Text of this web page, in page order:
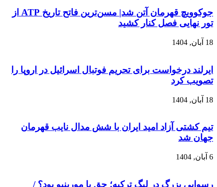
جوکوویچ قهرمان آتن شد| مسن‌ترین فاتح تاریخ ATP از
تور نهایی فصل کنار کشید
18 آبان, 1404
ایرلند درخواست برای تحریم فوتبال اسرائیل در اروپا را
تصویب کرد
18 آبان, 1404
تیم کشتی آزاد امید ایران با شش مدال نایب قهرمان
جهان شد
6 آبان, 1404
رسوایی بزرگ در لیگ ترکیه؛ حق با مورینیو بود؟ /